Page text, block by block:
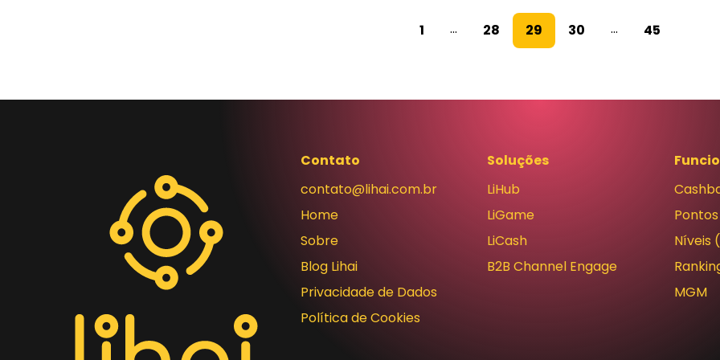
1 ... 28 29 30 ... 45
Contato
contato@lihai.com.br
Home
Sobre
Blog Lihai
Privacidade de Dados
Política de Cookies
Soluções
LiHub
LiGame
LiCash
B2B Channel Engage
Pontos
Níveis
MGM